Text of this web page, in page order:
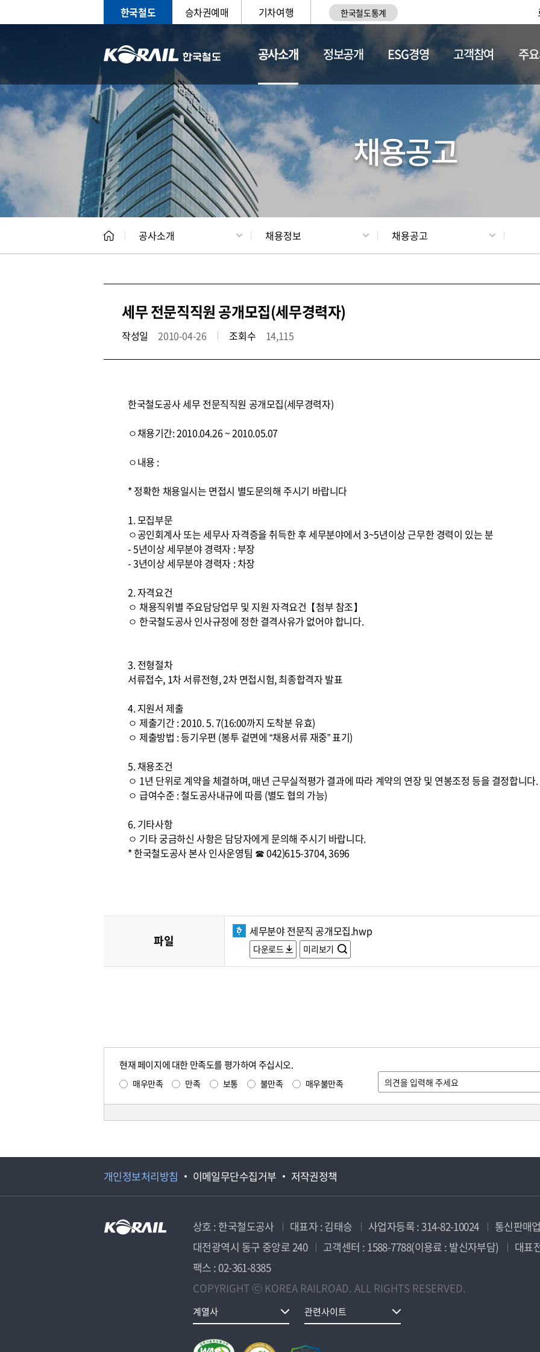
한국철도 승차권예매 기차여행 한국철도통계
공사소개
CEO 일반현황 채용정보
정보공개 ESG경영 고객참여 주
채용공고
공사소개 채용정보 채용공고
세무 전문직직원 공개모집(세무경력자)
작성일 2010-04-26 조회수 14,115
한국철도공사 세무 전문직직원 공개모집(세무경력자)
ㅇ채용기간: 2010.04.26 ~ 2010.05.07
ㅇ내용 :
* 정확한 채용일시는 면접시 별도문의해 주시기 바랍니다
1. 모집부문
ㅇ공인회계사 또는 세무사 자격증을 취득한 후 세무분야에서 3~5년이상 근무한 경력이 있는 분
- 5년이상 세무분야 경력자 : 부장
- 3년이상 세무분야 경력자 : 차장
2. 자격요건
ㅇ 채용직위별 주요담당업무 및 지원 자격요건【첨부 참조】
ㅇ 한국철도공사 인사규정에 정한 결격사유가 없어야 합니다.
3. 전형절차
서류접수, 1차 서류전형, 2차 면접시험, 최종합격자 발표
4. 지원서 제출
ㅇ 제출기간 : 2010. 5. 7(16:00까지 도착분 유효)
ㅇ 제출방법 : 등기우편 (봉투 겉면에 “채용서류 재중” 표기)
5. 채용조건
ㅇ 1년 단위로 계약을 체결하며, 매년 근무실적평가 결과에 따라 계약의 연장 및 연봉조정 등을 결정합니다.
ㅇ 급여수준 : 철도공사내규에 따름 (별도 협의 가능)
6. 기타사항
ㅇ 기타 궁금하신 사항은 담당자에게 문의해 주시기 바랍니다.
* 한국철도공사 본사 인사운영팀 ☎ 042)615-3704, 3696
파일
세무분야 전문직 공개모집.hwp
다운로드 미리보기
현재 페이지에 대한 만족도를 평가하여 주십시오.
매우만족 만족 보통 불만족 매우불만족
개인정보처리방침 이메일무단수집거부 저작권정책
상호 : 한국철도공사 대표자 : 김태승 사업자등록 : 314-82-10024
통신판매
대전광역시 동구 중앙로 240
고객센터 : 1588-7788(이용료 : 발신자부담)
대표
팩스 : 02-361-8385
COPYRIGHT ⓒ KOREA RAILROAD. ALL RIGHTS RESERVED.
계열사 관련사이트